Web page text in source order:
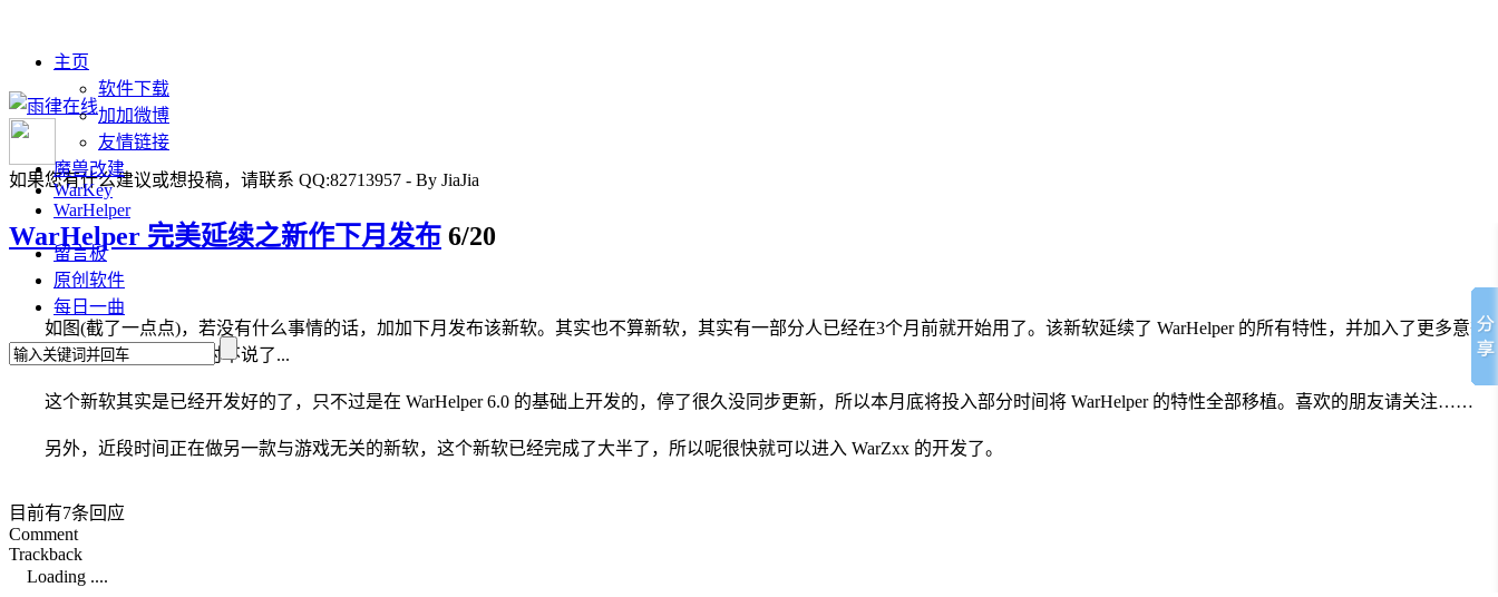
主页
软件下载
加加微博
友情链接
魔兽改建
WarKey
WarHelper
留言板
原创软件
每日一曲
如果您有什么建议或想投稿，请联系 QQ:82713957 - By JiaJia
WarHelper 完美延续之新作下月发布 6/20
如图(截了一点点)，若没有什么事情的话，加加下月发布该新软。其实也不算新软，其实有一部分人已经在3个月前就开始用了。该新软延续了 WarHelper 的所有特性，并加入了更多意想
不到的功能。功能方面暂时不说了...
这个新软其实是已经开发好的了，只不过是在 WarHelper 6.0 的基础上开发的，停了很久没同步更新，所以本月底将投入部分时间将 WarHelper 的特性全部移植。喜欢的朋友请关注……
另外，近段时间正在做另一款与游戏无关的新软，这个新软已经完成了大半了，所以呢很快就可以进入 WarZxx 的开发了。
目前有7条回应
Comment
Trackback
Loading ....